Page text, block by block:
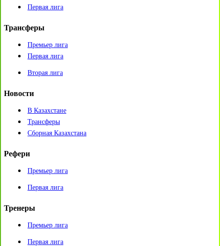
Первая лига
Трансферы
Премьер лига
Первая лига
Вторая лига
Новости
В Казахстане
Трансферы
Сборная Казахстана
Рефери
Премьер лига
Первая лига
Тренеры
Премьер лига
Первая лига